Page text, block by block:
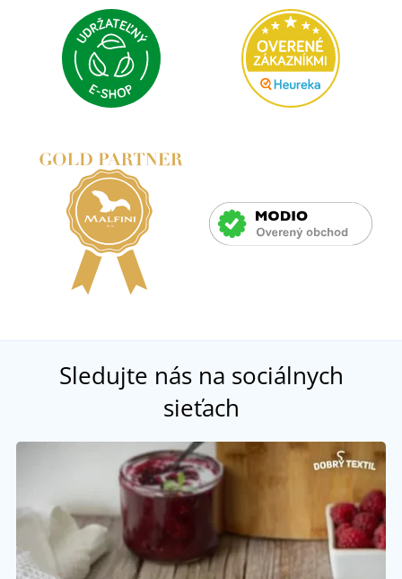
Sledujte nás na sociálnych
sieťach